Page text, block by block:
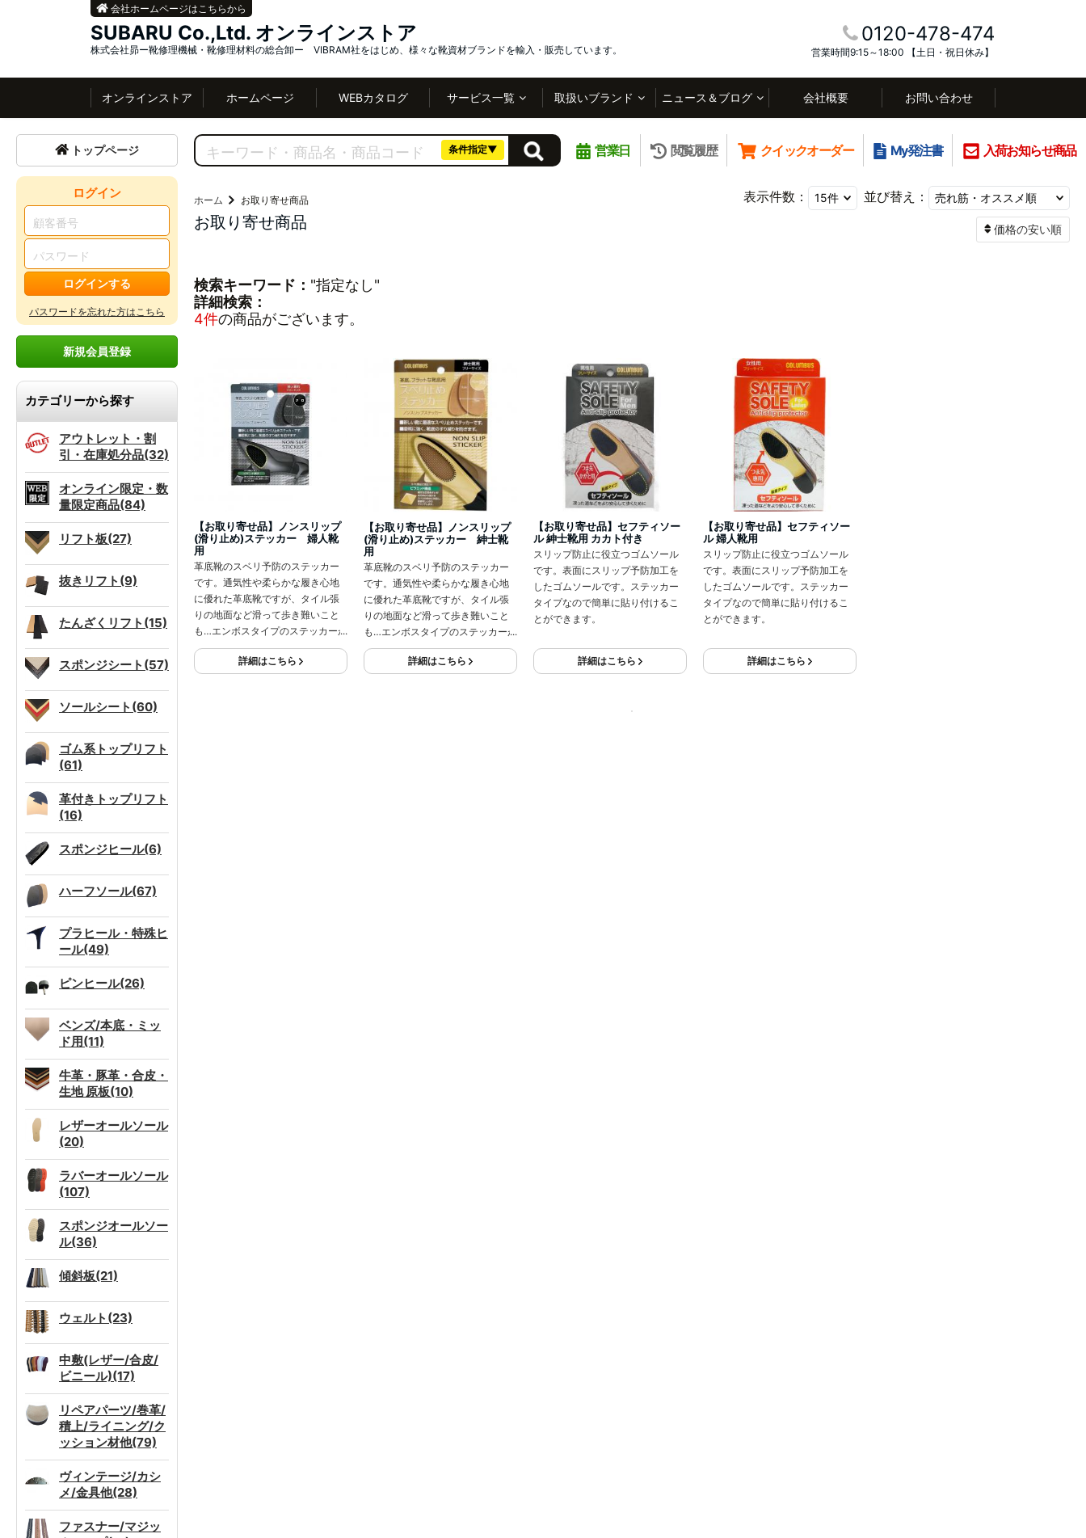
SUBARU Co.,Ltd. オンラインストア
株式会社昴ー靴修理機械・靴修理材料の総合卸ー VIBRAM社をはじめ、様々な靴資材ブランドを輸入・販売しています。
0120-478-474
営業時間9:15～18:00 【土日・祝日休み】
会社ホームページはこちらから
オンラインストア ホームページ WEBカタログ サービス一覧 取扱いブランド ニュース＆ブログ 会社概要 お問い合わせ
トップページ
ログイン
ログインする
パスワードを忘れた方はこちら
新規会員登録
カテゴリーから探す
アウトレット・割
引・在庫処分品(32)
オンライン限定・数
量限定商品(84)
リフト板(27)
抜きリフト(9)
たんざくリフト(15)
スポンジシート(57)
ソールシート(60)
ゴム系トップリフト
(61)
革付きトップリフト
(16)
スポンジヒール(6)
ハーフソール(67)
プラヒール・特殊ヒ
ール(49)
ピンヒール(26)
ベンズ/本底・ミッ
ド用(11)
牛革・豚革・合皮・
生地 原板(10)
レザーオールソール
(20)
ラバーオールソール
(107)
スポンジオールソー
ル(36)
傾斜板(21)
ウェルト(23)
中敷(レザー/合皮/
ビニール)(17)
リペアパーツ/巻革/
積上/ライニング/ク
ッション材他(79)
ヴィンテージ/カシ
メ/金具他(28)
ファスナー/マジッ
条件指定▼ 営業日 閲覧履歴 クイックオーダー My発注書 入荷お知らせ商品
ホーム お取り寄せ商品
お取り寄せ商品
表示件数： 並び替え：
価格の安い順
検索キーワード： "指定なし"
詳細検索：
4件の商品がございます。
【お取り寄せ品】ノンスリップ
(滑り止め)ステッカー 婦人靴
用
革底靴のスベリ予防のステッカー
です。通気性や柔らかな履き心地
に優れた革底靴ですが、タイル張
りの地面など滑って歩き難いこと
も…エンボスタイプのステッカーが
滑り予防に役立ちます。
詳細はこちら
【お取り寄せ品】ノンスリップ
(滑り止め)ステッカー 紳士靴
用
革底靴のスベリ予防のステッカー
です。通気性や柔らかな履き心地
に優れた革底靴ですが、タイル張
りの地面など滑って歩き難いこと
も…エンボスタイプのステッカーが
滑り予防に役立ちます。
詳細はこちら
【お取り寄せ品】セフティソー
ル 紳士靴用 カカト付き
スリップ防止に役立つゴムソール
です。表面にスリップ予防加工を
したゴムソールです。ステッカー
タイプなので簡単に貼り付けるこ
とができます。
詳細はこちら
【お取り寄せ品】セフティソー
ル 婦人靴用
スリップ防止に役立つゴムソール
です。表面にスリップ予防加工を
したゴムソールです。ステッカー
タイプなので簡単に貼り付けるこ
とができます。
詳細はこちら